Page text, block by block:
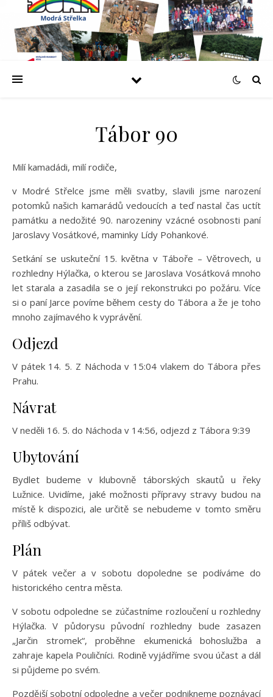
Tábor 90
Milí kamadádi, milí rodiče,
v Modré Střelce jsme měli svatby, slavili jsme narození
potomků našich kamarádů vedoucích a teď nastal čas uctít
památku a nedožité 90. narozeniny vzácné osobnosti paní
Jaroslavy Vosátkové, maminky Lídy Pohankové.
Setkání se uskuteční 15. května v Táboře – Větrovech, u
rozhledny Hýlačka, o kterou se Jaroslava Vosátková mnoho
let starala a zasadila se o její rekonstrukci po požáru. Více
si o paní Jarce povíme během cesty do Tábora a že je toho
mnoho zajímavého k vyprávění.
Odjezd
V pátek 14. 5. Z Náchoda v 15:04 vlakem do Tábora přes
Prahu.
Návrat
V neděli 16. 5. do Náchoda v 14:56, odjezd z Tábora 9:39
Ubytování
Bydlet budeme v klubovně táborských skautů u řeky
Lužnice. Uvidíme, jaké možnosti přípravy stravy budou na
místě k dispozici, ale určitě se nebudeme v tomto směru
příliš odbývat.
Plán
V pátek večer a v sobotu dopoledne se podíváme do
historického centra města.
V sobotu odpoledne se zúčastníme rozloučení u rozhledny
Hýlačka. V půdorysu původní rozhledny bude zasazen
„Jarčin stromek“, proběhne ekumenická bohoslužba a
zahraje kapela Pouličníci. Rodině vyjádříme svou účast a dál
si půjdeme po svém.
Pozdější sobotní odpoledne a večer podnikneme poznávací